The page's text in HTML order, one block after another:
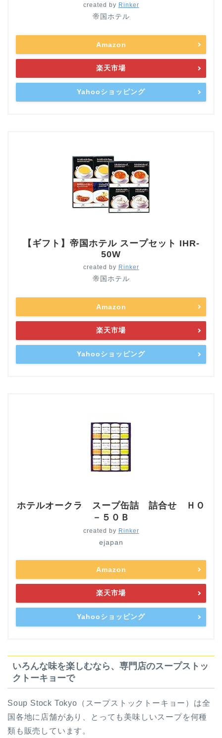
created by Rinker
帝国ホテル
Amazon
楽天市場
Yahooショッピング
【ギフト】帝国ホテル スープセット IHR-
50W
created by Rinker
帝国ホテル
Amazon
楽天市場
Yahooショッピング
ホテルオークラ スープ缶詰 詰合せ ＨＯ
－５０Ｂ
created by Rinker
ejapan
Amazon
楽天市場
Yahooショッピング
いろんな味を楽しむなら、専門店のスープストッ
クトーキョーで
Soup Stock Tokyo（スープストックトーキョー）は全
国各地に店舗があり、とっても美味しいスープを何種
類も販売しています。